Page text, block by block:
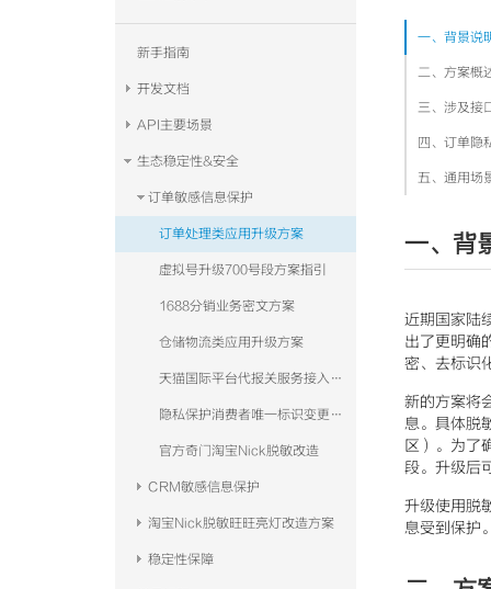
新手指南
开发文档
API主要场景
生态稳定性&安全
订单敏感信息保护
订单处理类应用升级方案
虚拟号升级700号段方案指引
1688分销业务密文方案
仓储物流类应用升级方案
天猫国际平台代报关服务接入手册
隐私保护消费者唯一标识变更改造方案（TOPAPI）
官方奇门淘宝Nick脱敏改造
CRM敏感信息保护
淘宝Nick脱敏旺旺亮灯改造方案
稳定性保障
一、背景说
二、方案概
三、涉及接
四、订单隐
五、通用场
一、背
近期国家陆
出了更明确
密、去标识
新的方案将
息。具体脱
区）。为了
段。升级后
升级使用脱
息受到保护